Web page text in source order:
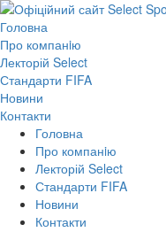
Головна
Про компанiю
Лекторій Select
Стандарти FIFA
Новини
Контакти
Головна
Про компанiю
Лекторій Select
Стандарти FIFA
Новини
Контакти